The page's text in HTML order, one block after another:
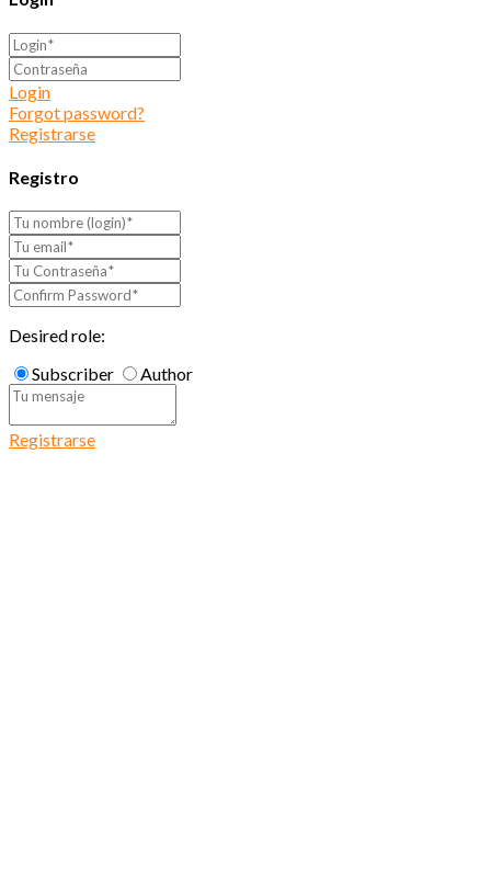
Login
Forgot password?
Registrarse
Registro
Desired role:
Subscriber
Author
Registrarse